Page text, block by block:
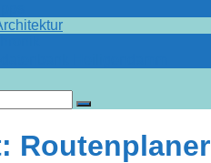
Suchen
Routenplaner